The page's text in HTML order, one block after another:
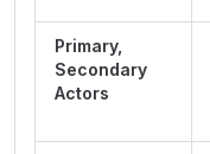
Primary,
Secondary
Actors